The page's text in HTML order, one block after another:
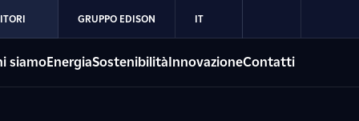
GRUPPO EDISON IT
siamoEnergiaSostenibilitàInnovazioneContatti